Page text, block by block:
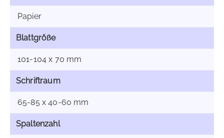
Papier
Blattgröße
101-104 x 70 mm
Schriftraum
65-85 x 40-60 mm
Spaltenzahl